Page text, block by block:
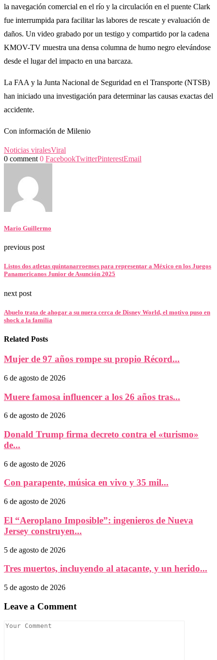
la navegación comercial en el río y la circulación en el puente Clark
fue interrumpida para facilitar las labores de rescate y evaluación de
daños. Un video grabado por un testigo y compartido por la cadena
KMOV-TV muestra una densa columna de humo negro elevándose
desde el lugar del impacto en una barcaza.
La FAA y la Junta Nacional de Seguridad en el Transporte (NTSB)
han iniciado una investigación para determinar las causas exactas del
accidente.
Con información de Milenio
Noticias viralesViral
0 comment 0 FacebookTwitterPinterestEmail
Mario Guillermo
previous post
Listos dos atletas quintanarroenses para representar a México en los Juegos
Panamericanos Junior de Asunción 2025
next post
Abuelo trata de ahogar a su nuera cerca de Disney World, el motivo puso en
shock a la familia
Related Posts
Mujer de 97 años rompe su propio Récord...
6 de agosto de 2026
Muere famosa influencer a los 26 años tras...
6 de agosto de 2026
Donald Trump firma decreto contra el «turismo»
de...
6 de agosto de 2026
Con parapente, música en vivo y 35 mil...
6 de agosto de 2026
El “Aeroplano Imposible”: ingenieros de Nueva
Jersey construyen...
5 de agosto de 2026
Tres muertos, incluyendo al atacante, y un herido...
5 de agosto de 2026
Leave a Comment